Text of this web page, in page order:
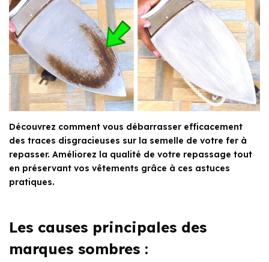
Découvrez comment vous débarrasser efficacement
des traces disgracieuses sur la semelle de votre fer à
repasser. Améliorez la qualité de votre repassage tout
en préservant vos vêtements grâce à ces astuces
pratiques.
Les causes principales des
marques sombres :